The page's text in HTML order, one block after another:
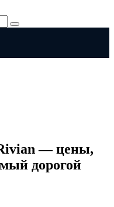
— цены,
дорогой